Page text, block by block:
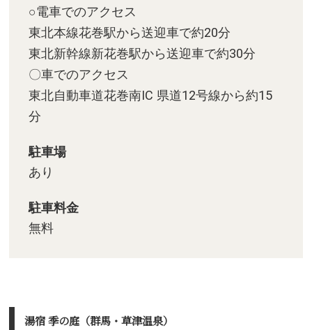
○電車でのアクセス
東北本線花巻駅から送迎車で約20分
東北新幹線新花巻駅から送迎車で約30分
〇車でのアクセス
東北自動車道花巻南IC 県道12号線から約15
分
駐車場
あり
駐車料金
無料
湯宿 季の庭（群馬・草津温泉）